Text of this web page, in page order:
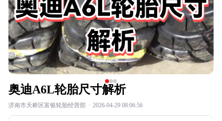
奥迪A6L轮胎尺寸解析
济南市天桥区富银轮胎经营部 · 2026-04-29 08:06:56